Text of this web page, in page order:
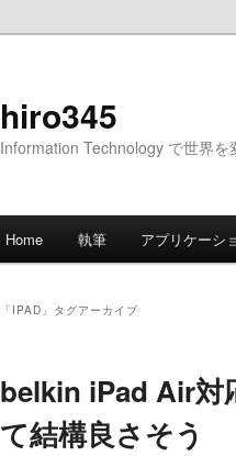
hiro345
Information Technology で世界を
Home 執筆 アプリケーシ
「 IPAD 」タグアーカイブ
belkin iPad Air対
て結構良さそう